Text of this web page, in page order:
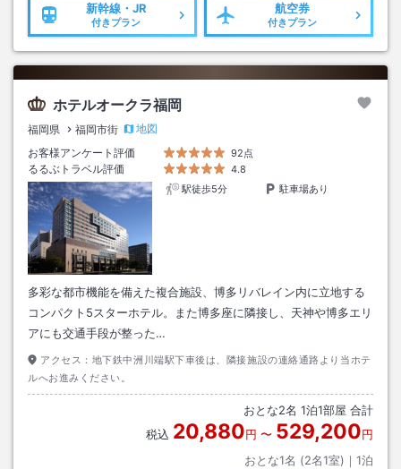
新幹線・JR
付きプラン
航空券
付きプラン
ホテルオークラ福岡
福岡県 福岡市街
地図
お客様アンケート評価
92点
るるぶトラベル評価
4.8
駅徒歩5分
駐車場あり
多彩な都市機能を備えた複合施設、博多リバレイン内に立地する
コンパクト5スターホテル。また博多座に隣接し、天神や博多エリ
アにも交通手段が整った…
アクセス： 地下鉄中洲川端駅下車後は、隣接施設の連絡通路より当ホテ
ルへお進みください。
おとな2名 1泊1部屋 合計
税込 20,880円 〜 529,200円
おとな1名 (2名1室)｜ 1泊